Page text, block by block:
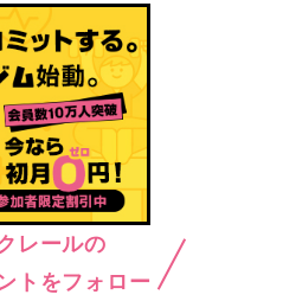
レールの
トをフォロー